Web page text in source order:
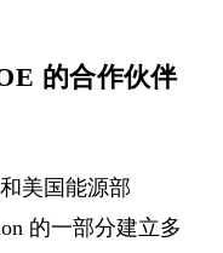
的合作伙伴
美国能源部
的一部分建立多